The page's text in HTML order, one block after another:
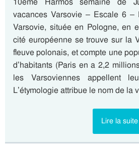
vacances Varsovie – Escale 6 –
Varsovie, située en Pologne, en
cité européenne se trouve sur la
fleuve polonais, et compte une
d’habitants (Paris en a 2,2
les Varsoviennes appellent
L’étymologie attribue le nom de la
Lire la suite